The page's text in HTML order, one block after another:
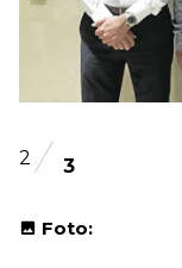
2 3
Foto: